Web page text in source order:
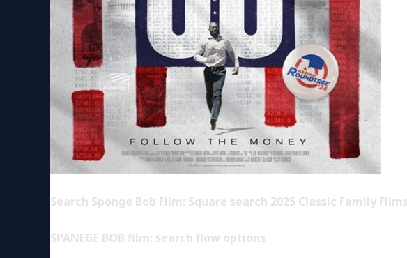
Search Sponge Bob Film: Square search 2025 Classic Family
SPANEGE BOB film: search flow options